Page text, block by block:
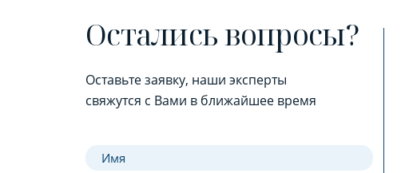
Остались вопросы?
Оставьте заявку, наши эксперты
свяжутся с Вами в ближайшее время